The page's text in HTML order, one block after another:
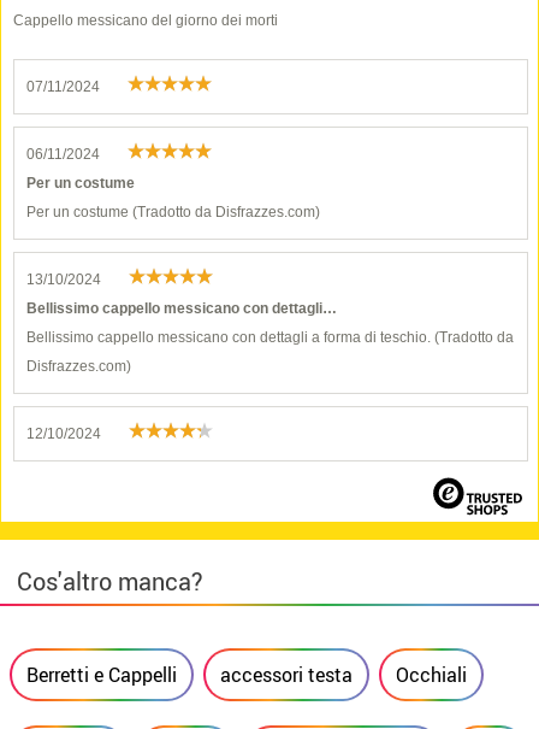
Cappello messicano del giorno dei morti
07/11/2024
06/11/2024
Per un costume
Per un costume (Tradotto da Disfrazzes.com)
13/10/2024
Bellissimo cappello messicano con dettagli…
Bellissimo cappello messicano con dettagli a forma di teschio. (Tradotto da
Disfrazzes.com)
12/10/2024
Cos'altro manca?
Berretti e Cappelli accessori testa Occhiali